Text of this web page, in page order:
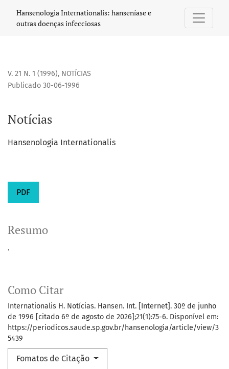
Hansenologia Internationalis: hanseníase e
outras doenças infecciosas
V. 21 N. 1 (1996), NOTÍCIAS
Notícias
Publicado 30-06-1996
Hansenologia Internationalis
PDF
Como Citar
Internationalis H. Notícias. Hansen. Int. [Internet]. 30º de junho
de 1996 [citado 6º de agosto de 2026];21(1):75-6. Disponível em:
https://periodicos.saude.sp.gov.br/hansenologia/article/view/3
5439
Fomatos de Citação
Resumo
.